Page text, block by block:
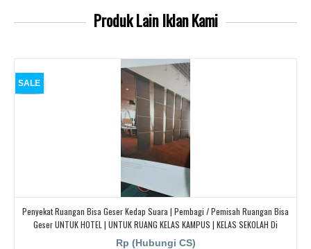
Produk LainIklan Kami
SALE
Penyekat Ruangan Bisa Geser Kedap Suara | Pembagi / Pemisah Ruangan Bisa
Geser UNTUK HOTEL | UNTUK RUANG KELAS KAMPUS | KELAS SEKOLAH Di
BANDUNG, JAKARTA, BEKASI, TANGERANG
Rp (Hubungi CS)